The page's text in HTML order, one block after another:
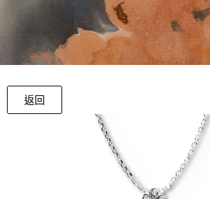
返回